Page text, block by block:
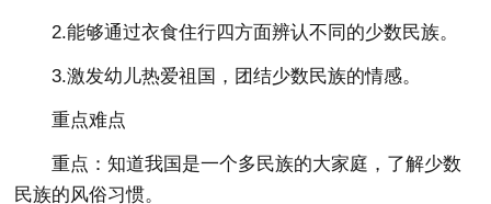
2.能够通过衣食住行四方面辨认不同的少数民族。
3.激发幼儿热爱祖国，团结少数民族的情感。
重点难点
重点：知道我国是一个多民族的大家庭，了解少数
民族的风俗习惯。